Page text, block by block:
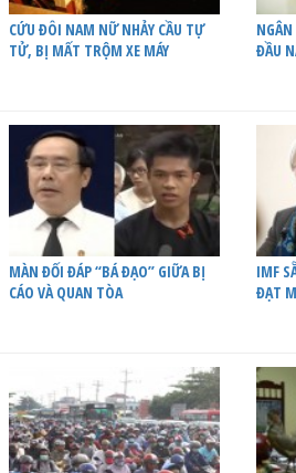
CỨU ĐÔI NAM NỮ NHẢY CẦU TỰ
TỬ, BỊ MẤT TRỘM XE MÁY
ĐẦU
MÀN ĐỐI ĐÁP “BÁ ĐẠO” GIỮA BỊ
CÁO VÀ QUAN TÒA
IMF
ĐẠT